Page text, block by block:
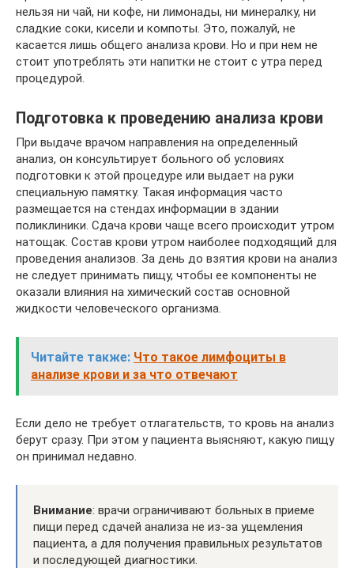
нельзя ни чай, ни кофе, ни лимонады, ни минералку, ни
сладкие соки, кисели и компоты. Это, пожалуй, не
касается лишь общего анализа крови. Но и при нем не
стоит употреблять эти напитки не стоит с утра перед
процедурой.
Подготовка к проведению анализа крови
При выдаче врачом направления на определенный
анализ, он консультирует больного об условиях
подготовки к этой процедуре или выдает на руки
специальную памятку. Такая информация часто
размещается на стендах информации в здании
поликлиники. Сдача крови чаще всего происходит утром
натощак. Состав крови утром наиболее подходящий для
проведения анализов. За день до взятия крови на анализ
не следует принимать пищу, чтобы ее компоненты не
оказали влияния на химический состав основной
жидкости человеческого организма.
Читайте также: Что такое лимфоциты в
анализе крови и за что отвечают
Если дело не требует отлагательств, то кровь на анализ
берут сразу. При этом у пациента выясняют, какую пищу
он принимал недавно.
Внимание: врачи ограничивают больных в приеме
пищи перед сдачей анализа не из-за ущемления
пациента, а для получения правильных результатов
и последующей диагностики.